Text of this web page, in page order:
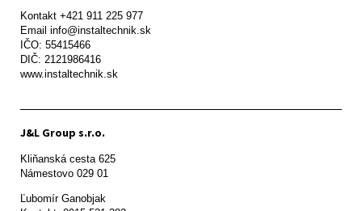
Kontakt +421 911 225 977
Email info@instaltechnik.sk
IČO: 55415466
DIČ: 2121986416
www.instaltechnik.sk
J&L Group s.r.o.
Kliňanská cesta 625
Námestovo 029 01
Ľubomír Ganobjak